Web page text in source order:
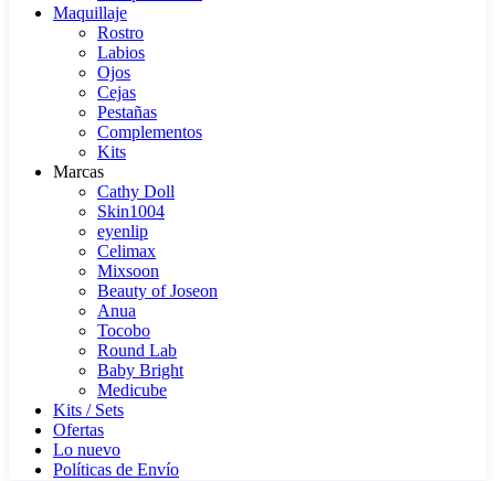
Maquillaje
Rostro
Labios
Ojos
Cejas
Pestañas
Complementos
Kits
Marcas
Cathy Doll
Skin1004
eyenlip
Celimax
Mixsoon
Beauty of Joseon
Anua
Tocobo
Round Lab
Baby Bright
Medicube
Kits / Sets
Ofertas
Lo nuevo
Políticas de Envío